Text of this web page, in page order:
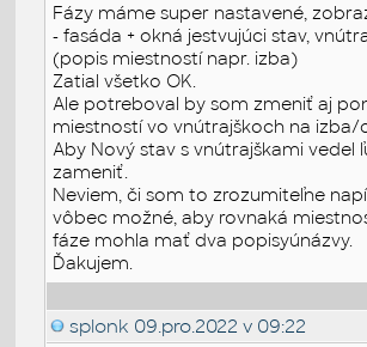
Fázy máme super nastavené,
- fasáda + okná jestvujúci stav,
(popis miestností napr. izba)
Zatial všetko OK.
Ale potreboval by som zmeniť aj
miestností vo vnútrajškoch na izba/
Aby Nový stav s vnútrajškami vedel
zameniť.
Neviem, či som to zrozumiteľne
vôbec možné, aby rovnaká
fáze mohla mať dva popisyúnázvy.
Ďakujem.
splonk 09.pro.2022 v 09:22